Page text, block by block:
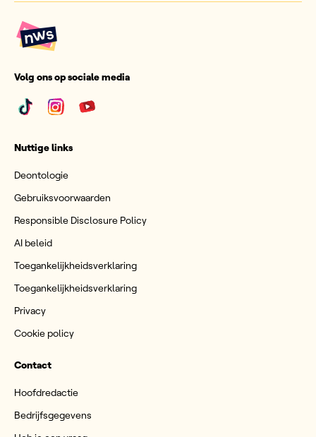
Volg ons op sociale media
Nuttige links
Deontologie
Gebruiksvoorwaarden
Responsible Disclosure Policy
AI beleid
Toegankelijkheidsverklaring
Toegankelijkheidsverklaring
Privacy
Cookie policy
Contact
Hoofdredactie
Bedrijfsgegevens